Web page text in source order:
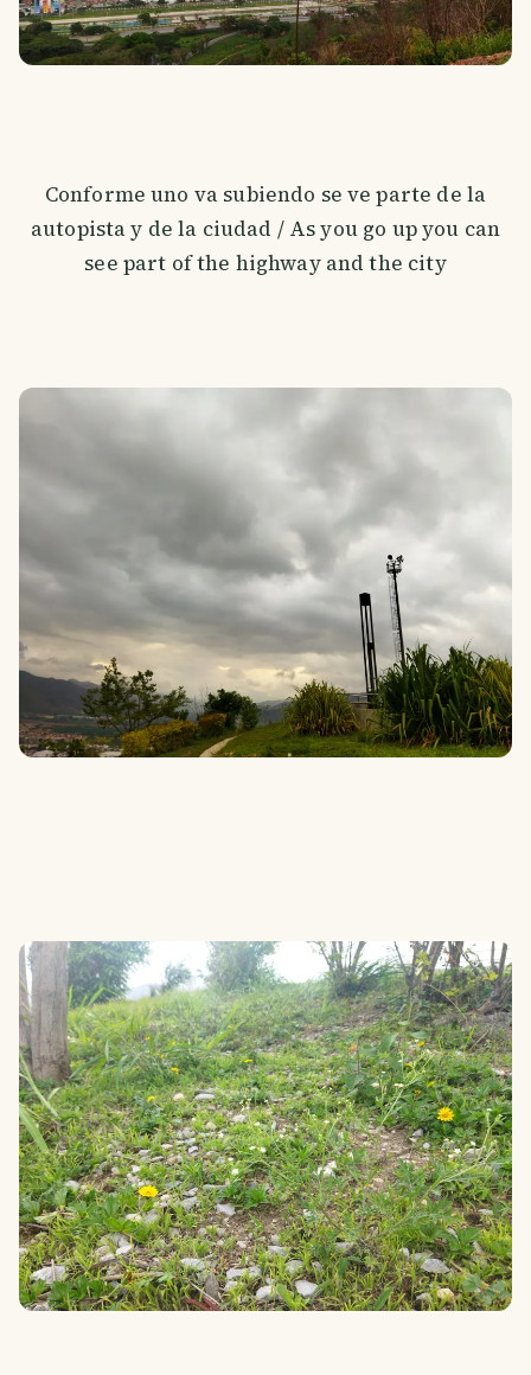
Conforme uno va subiendo se ve parte de la
autopista y de la ciudad / As you go up you can
see part of the highway and the city